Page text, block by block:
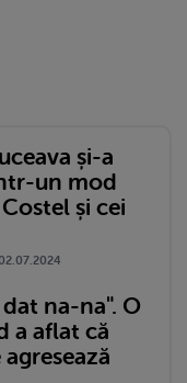
și-a
un mod
și cei
na-na". O
a aflat că